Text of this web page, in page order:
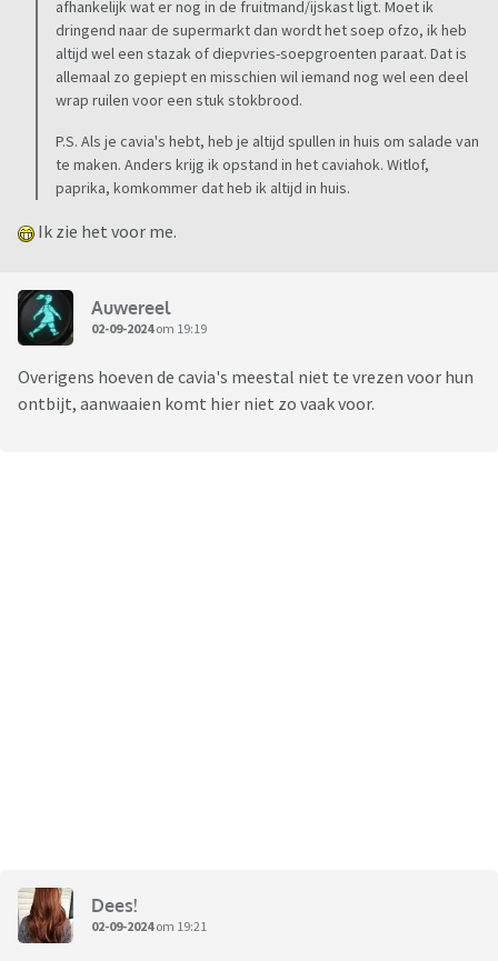
afhankelijk wat er nog in de fruitmand/ijskast ligt. Moet ik
dringend naar de supermarkt dan wordt het soep ofzo, ik heb
altijd wel een stazak of diepvries-soepgroenten paraat. Dat is
allemaal zo gepiept en misschien wil iemand nog wel een deel
wrap ruilen voor een stuk stokbrood.
P.S. Als je cavia's hebt, heb je altijd spullen in huis om salade van
te maken. Anders krijg ik opstand in het caviahok. Witlof,
paprika, komkommer dat heb ik altijd in huis.
Ik zie het voor me.
Auwereel
02-09-2024om 19:19
Overigens hoeven de cavia's meestal niet te vrezen voor hun
ontbijt, aanwaaien komt hier niet zo vaak voor.
Dees!
02-09-2024om 19:21